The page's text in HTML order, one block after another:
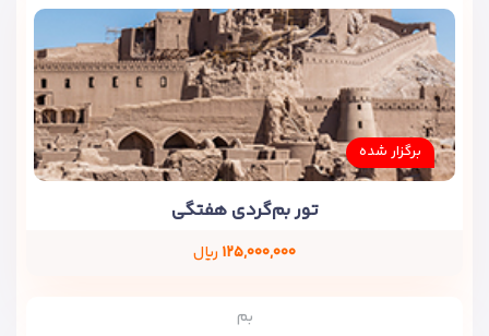
برگزار شده
تور بم‌گردی هفتگی
۱۲۵,۰۰۰,۰۰۰ ریال
بم